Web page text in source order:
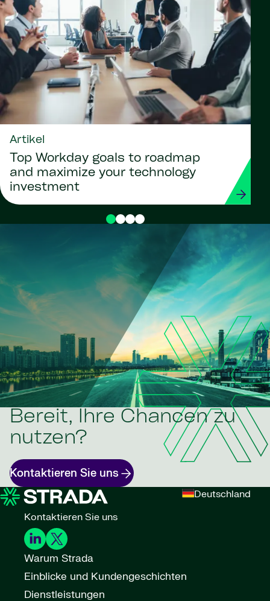
Artikel
Top Workday goals to roadmap
and maximize your technology
investment
Bereit, Ihre Chancen zu
nutzen?
Kontaktieren Sie uns
Deutschland
Kontaktieren Sie uns
Warum Strada
Einblicke und Kundengeschichten
Dienstleistungen